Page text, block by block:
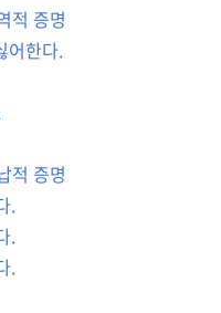
적 증명
어한다.
적 증명
.
.
.